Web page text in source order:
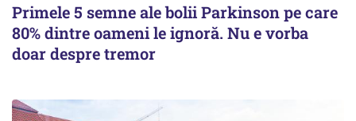
Primele 5 semne ale bolii Parkinson pe care
80% dintre oameni le ignoră. Nu e vorba
doar despre tremor